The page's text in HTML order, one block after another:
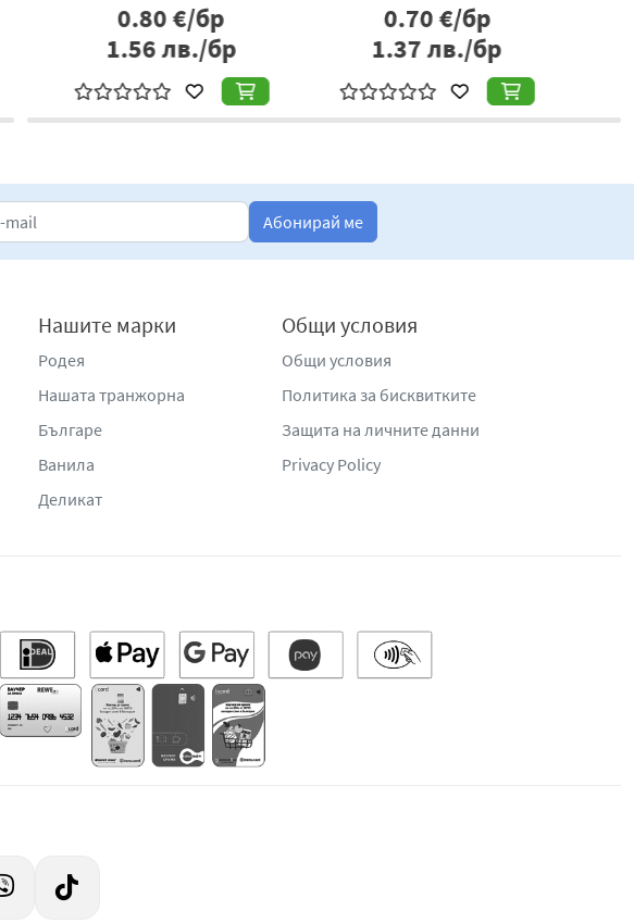
1.23€/бр
2.41лв./бр
0.60€/бр
1.17лв./бр
Абонирай ме
Нашите марки
Родея
Нашата транжорна
Българе
Ванила
Деликат
Общи условия
Общи условия
Политика за бисквитките
Защита на личните данни
Privacy Policy